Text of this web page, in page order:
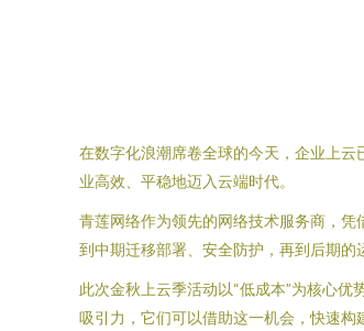
在数字化浪潮席卷全球的今天，企业上
业高效、平稳地迈入云端时代。
青莲网络作为领先的网络技术服务商，
到中期迁移部署、安全防护，再到后期的
此次金秋上云季活动以“低成本”为核心
吸引力，它们可以借助这一机会，快速构